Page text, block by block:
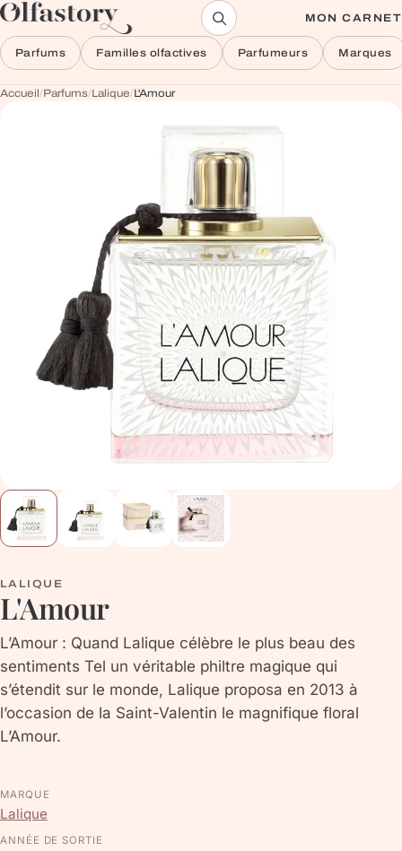
Aller au contenu MON CARNET
Parfums Familles olfactives Parfumeurs Marques
Accueil/Parfums/Lalique/L'Amour
LALIQUE
L'Amour
L’Amour : Quand Lalique célèbre le plus beau des
sentiments Tel un véritable philtre magique qui
s’étendit sur le monde, Lalique proposa en 2013 à
l’occasion de la Saint-Valentin le magnifique floral
L’Amour.
MARQUE
Lalique
ANNÉE DE SORTIE